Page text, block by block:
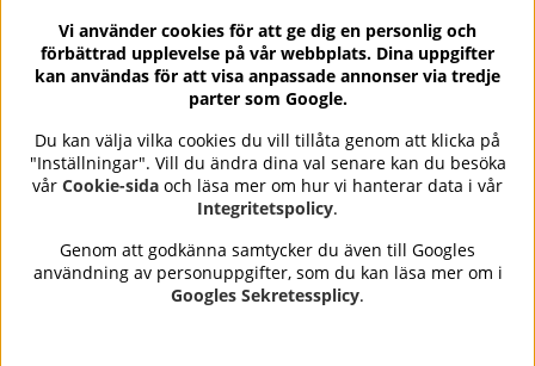
I vårt nyhetsbrev får du ta del av nyheter och
erbjudanden.
Se våra omdömen på⭐ Trustpilot
Nails Body and Beautyerbjuder professionell hudvård,
nagellack och makeup från ledande varumärken som OPI,
Vi använder cookies för att ge dig en personlig och
förbättrad upplevelse på vår webbplats. Dina uppgifter
kan användas för att visa anpassade annonser via tredje
parter som Google.
Du kan välja vilka cookies du vill tillåta genom att klicka på
"Inställningar". Vill du ändra dina val senare kan du besöka
vår Cookie-sida och läsa mer om hur vi hanterar data i vår
Integritetspolicy.
Genom att godkänna samtycker du även till Googles
användning av personuppgifter, som du kan läsa mer om i
Googles Sekretessplicy.